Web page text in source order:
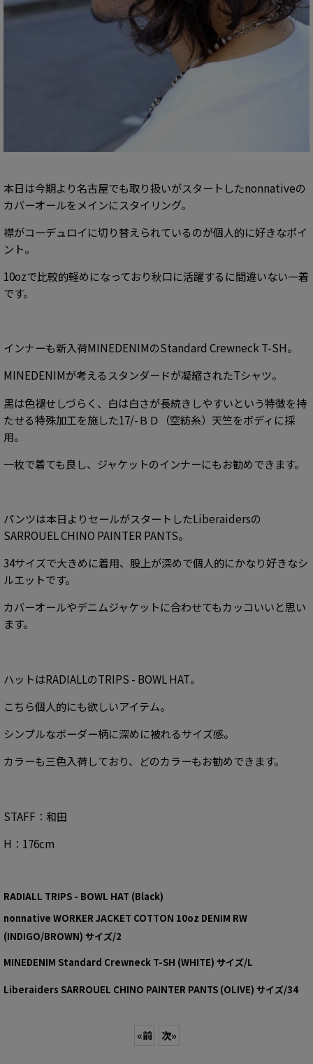
本日は今期より名古屋でも取り扱いがスタートしたnonnativeの
カバーオールをメインにスタイリング。
襟がコーデュロイに切り替えられているのが個人的に好きなポイ
ント。
10ozで比較的軽めになっており秋口に活躍するに間違いない一着
です。
インナーも新入荷MINEDENIMのStandard Crewneck T-SH。
MINEDENIMが考えるスタンダードが凝縮されたTシャツ。
黒は色褪せしづらく、白は白さが長続きしやすいという特徴を持
たせる特殊加工を施した17/-ＢＤ（空紡糸）天竺をボディに採
用。
一枚で着ても良し、ジャケットのインナーにもお勧めできます。
パンツは本日よりセールがスタートしたLiberaidersの
SARROUEL CHINO PAINTER PANTS。
34サイズで大きめに着用、股上が深めで個人的にかなり好きなシ
ルエットです。
カバーオールやデニムジャケットに合わせてもカッコいいと思い
ます。
ハットはRADIALLのTRIPS - BOWL HAT。
こちら個人的にも欲しいアイテム。
シンプルなボーダー柄に深めに被れるサイズ感。
カラーも三色入荷しており、どのカラーもお勧めできます。
STAFF：和田
H：176cm
RADIALL TRIPS - BOWL HAT (Black)
nonnative WORKER JACKET COTTON 10oz DENIM RW
(INDIGO/BROWN) サイズ/2
MINEDENIM Standard Crewneck T-SH (WHITE) サイズ/L
Liberaiders SARROUEL CHINO PAINTER PANTS (OLIVE) サイズ/34
«前 次»